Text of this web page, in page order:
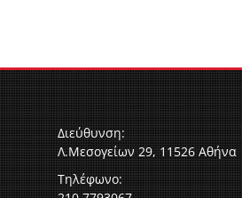
Διεύθυνση:
Λ.Μεσογείων 29, 11526 Αθήνα
Τηλέφωνο: